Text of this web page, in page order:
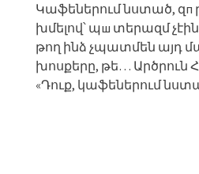
Կաֆեներում նստած, զп
խմելով՝ պш տերազմ
թող ինձ չպատմեն այդ
խոսքերը, թե… Արծրուն
«Դուք, կաֆեներում